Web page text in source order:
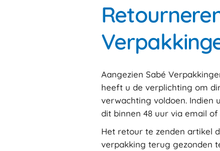
Aangezien Sabé
heeft u de verplichting om
verwachting voldoen. Indien
dit binnen 48 uur via email
Het retour te zenden artikel
verpakking terug gezonden